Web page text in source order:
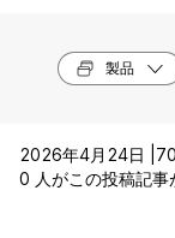
製品
2026年4月24日 |
0 人がこの投稿記事